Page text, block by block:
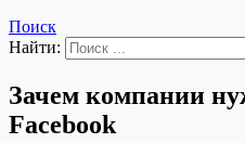
Поиск
Найти:
Зачем компании
Facebook